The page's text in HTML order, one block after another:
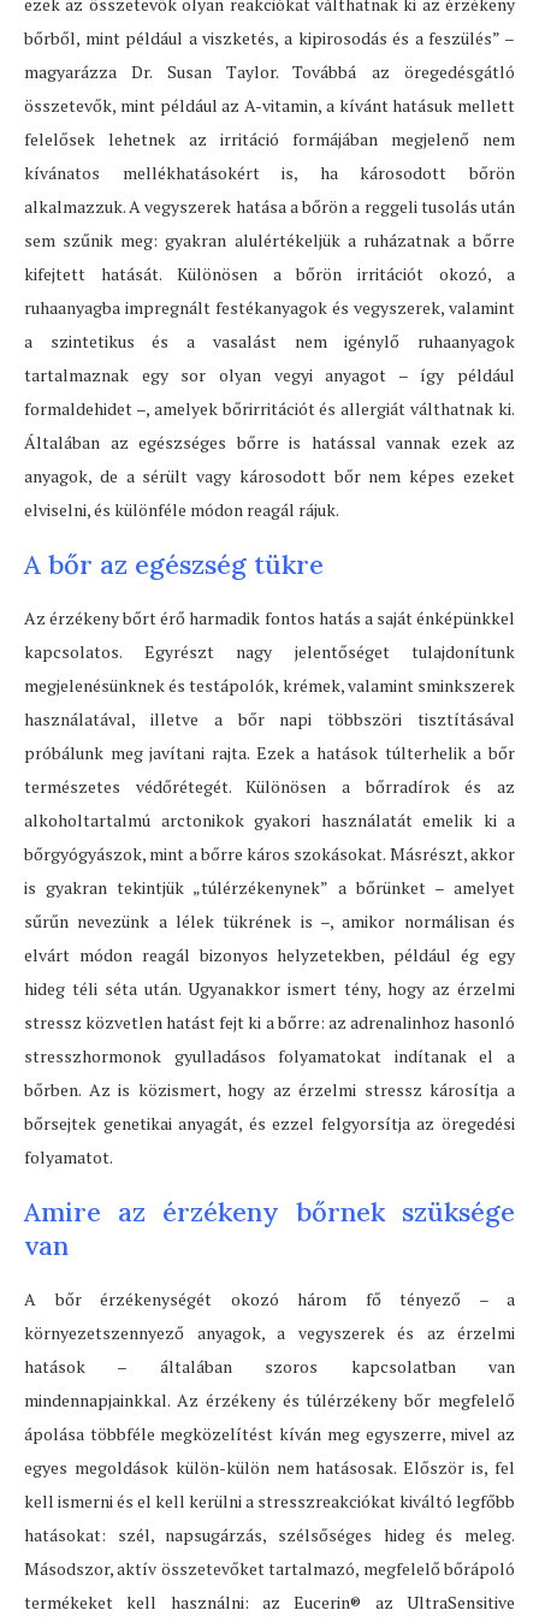
bőrből, mint például a viszketés, a kipirosodás és a feszülés” –
magyarázza Dr. Susan Taylor. Továbbá az öregedésgátló
összetevők, mint például az A-vitamin, a kívánt hatásuk mellett
felelősek lehetnek az irritáció formájában megjelenő nem
kívánatos mellékhatásokért is, ha károsodott bőrön
alkalmazzuk. A vegyszerek hatása a bőrön a reggeli tusolás után
sem szűnik meg: gyakran alulértékeljük a ruházatnak a bőrre
kifejtett hatását. Különösen a bőrön irritációt okozó, a
ruhaanyagba impregnált festékanyagok és vegyszerek, valamint
a szintetikus és a vasalást nem igénylő ruhaanyagok
tartalmaznak egy sor olyan vegyi anyagot – így például
formaldehidet –, amelyek bőrirritációt és allergiát válthatnak ki.
Általában az egészséges bőrre is hatással vannak ezek az
anyagok, de a sérült vagy károsodott bőr nem képes ezeket
elviselni, és különféle módon reagál rájuk.
A bőr az egészség tükre
Az érzékeny bőrt érő harmadik fontos hatás a saját énképünkkel
kapcsolatos. Egyrészt nagy jelentőséget tulajdonítunk
megjelenésünknek és testápolók, krémek, valamint sminkszerek
használatával, illetve a bőr napi többszöri tisztításával
próbálunk meg javítani rajta. Ezek a hatások túlterhelik a bőr
természetes védőrétegét. Különösen a bőrradírok és az
alkoholtartalmú arctonikok gyakori használatát emelik ki a
bőrgyógyászok, mint a bőrre káros szokásokat. Másrészt, akkor
is gyakran tekintjük „túlérzékenynek” a bőrünket – amelyet
sűrűn nevezünk a lélek tükrének is –, amikor normálisan és
elvárt módon reagál bizonyos helyzetekben, például ég egy
hideg téli séta után. Ugyanakkor ismert tény, hogy az érzelmi
stressz közvetlen hatást fejt ki a bőrre: az adrenalinhoz hasonló
stresszhormonok gyulladásos folyamatokat indítanak el a
bőrben. Az is közismert, hogy az érzelmi stressz károsítja a
bőrsejtek genetikai anyagát, és ezzel felgyorsítja az öregedési
folyamatot.
Amire az érzékeny bőrnek szüksége
van
A bőr érzékenységét okozó három fő tényező – a
környezetszennyező anyagok, a vegyszerek és az érzelmi
hatások – általában szoros kapcsolatban van
mindennapjainkkal. Az érzékeny és túlérzékeny bőr megfelelő
ápolása többféle megközelítést kíván meg egyszerre, mivel az
egyes megoldások külön-külön nem hatásosak. Először is, fel
kell ismerni és el kell kerülni a stresszreakciókat kiváltó legfőbb
hatásokat: szél, napsugárzás, szélsőséges hideg és meleg.
Másodszor, aktív összetevőket tartalmazó, megfelelő bőrápoló
termékeket kell használni: az Eucerin® az UltraSensitive